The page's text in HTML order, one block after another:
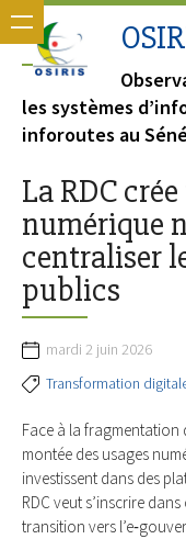
les systèmes
inforoutes au
La RDC
numérique
centraliser
publics
mardi 2 juin 2026
Transformation
Face à la fragmentation
montée des usages
investissent dans des
RDC veut s’inscrire
transition vers